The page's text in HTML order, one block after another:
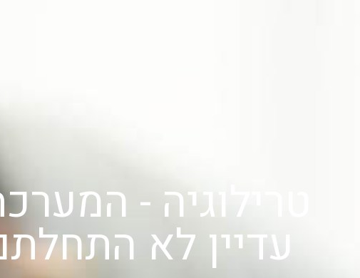
טרילוגיה -
עדיין לא